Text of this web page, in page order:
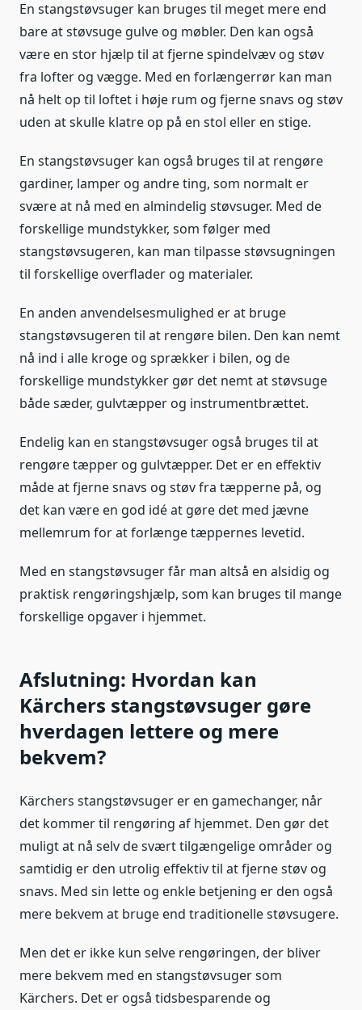
En stangstøvsuger kan bruges til meget mere end
bare at støvsuge gulve og møbler. Den kan også
være en stor hjælp til at fjerne spindelvæv og støv
fra lofter og vægge. Med en forlængerrør kan man
nå helt op til loftet i høje rum og fjerne snavs og støv
uden at skulle klatre op på en stol eller en stige.
En stangstøvsuger kan også bruges til at rengøre
gardiner, lamper og andre ting, som normalt er
svære at nå med en almindelig støvsuger. Med de
forskellige mundstykker, som følger med
stangstøvsugeren, kan man tilpasse støvsugningen
til forskellige overflader og materialer.
En anden anvendelsesmulighed er at bruge
stangstøvsugeren til at rengøre bilen. Den kan nemt
nå ind i alle kroge og sprækker i bilen, og de
forskellige mundstykker gør det nemt at støvsuge
både sæder, gulvtæpper og instrumentbrættet.
Endelig kan en stangstøvsuger også bruges til at
rengøre tæpper og gulvtæpper. Det er en effektiv
måde at fjerne snavs og støv fra tæpperne på, og
det kan være en god idé at gøre det med jævne
mellemrum for at forlænge tæppernes levetid.
Med en stangstøvsuger får man altså en alsidig og
praktisk rengøringshjælp, som kan bruges til mange
forskellige opgaver i hjemmet.
Afslutning: Hvordan kan
Kärchers stangstøvsuger gøre
hverdagen lettere og mere
bekvem?
Kärchers stangstøvsuger er en gamechanger, når
det kommer til rengøring af hjemmet. Den gør det
muligt at nå selv de svært tilgængelige områder og
samtidig er den utrolig effektiv til at fjerne støv og
snavs. Med sin lette og enkle betjening er den også
mere bekvem at bruge end traditionelle støvsugere.
Men det er ikke kun selve rengøringen, der bliver
mere bekvem med en stangstøvsuger som
Kärchers. Det er også tidsbesparende og